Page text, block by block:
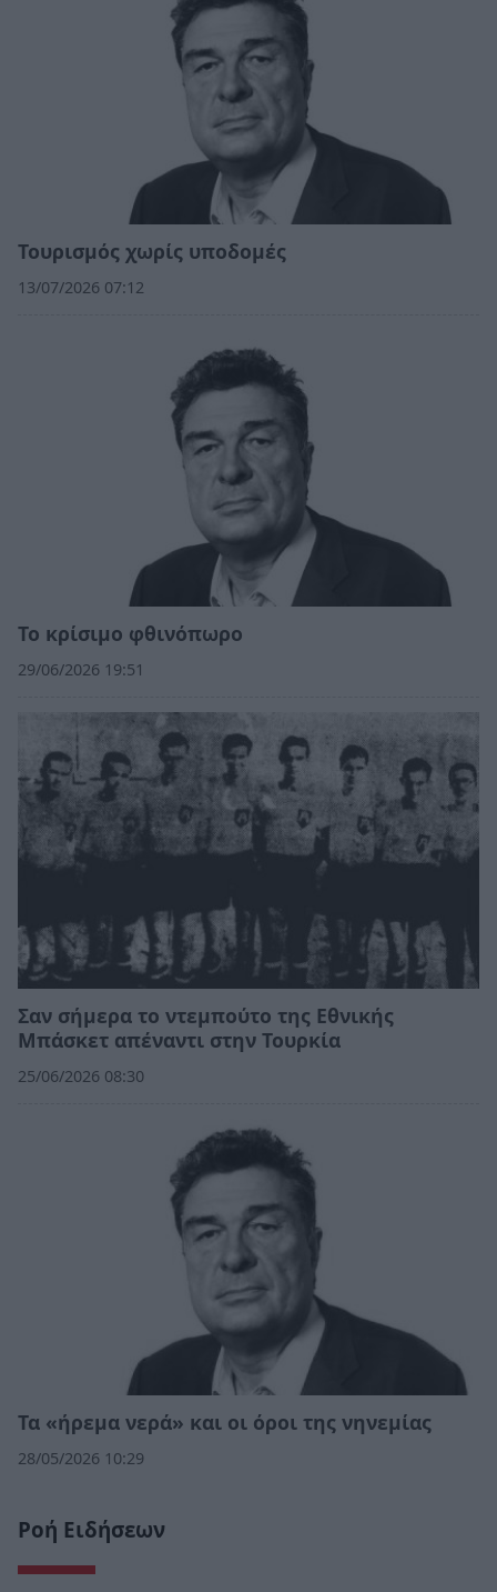
Τουρισμός χωρίς υποδομές
13/07/2026 07:12
Το κρίσιμο φθινόπωρo
29/06/2026 19:51
Σαν σήμερα το ντεμπούτο της Εθνικής
Μπάσκετ απέναντι στην Τουρκία
25/06/2026 08:30
Τα «ήρεμα νερά» και οι όροι της νηνεμίας
28/05/2026 10:29
Ροή Ειδήσεων